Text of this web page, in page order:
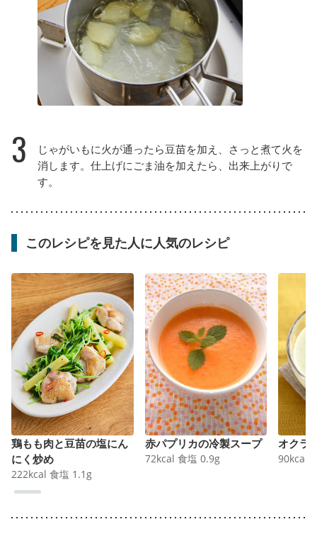
3
じゃがいもに火が通ったら豆苗を加え、さっと煮て火を
消します。仕上げにごま油を加えたら、出来上がりで
す。
このレシピを見た人に人気のレシピ
鶏もも肉と豆苗の塩にん
にく炒め
222kcal 食塩 1.1 g
赤パプリカの冷製スープ
72kcal 食塩 0.9g
オクラ
90kcal